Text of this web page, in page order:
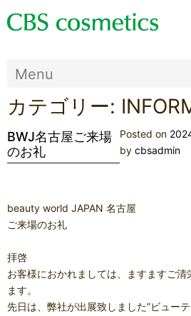
カテゴリー:
BWJ名古屋ご来場
のお礼
Posted on
by cbsadmin
beauty world JAPAN 名古屋
ご来場のお礼
拝啓
お客様におかれましては、ますますご
ます。
先日は、弊社が出展致しました”ビュー